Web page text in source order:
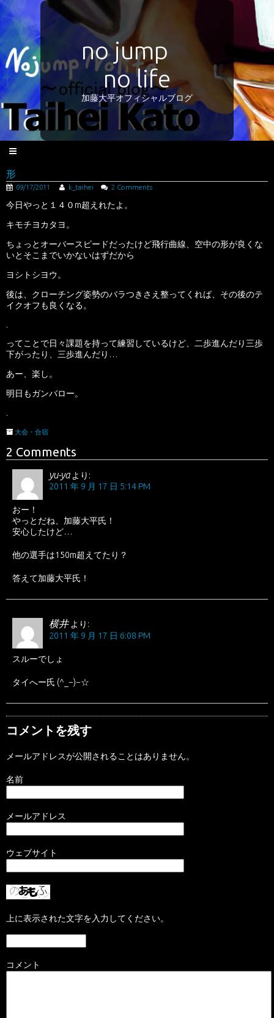
no jump
no life
加藤大平オフィシャルブログ
形
09/17/2011 k_taihei 2 Comments
今日やっと１４０m超えれたよ。
キモチヨカタヨ。
ちょっとオーバースピードだったけど飛行曲線、空中の形が良くな
いとそこまでいかないはずだから
ヨシトシヨウ。
後は、クローチング姿勢のバラつきさえ整ってくれば、その後のテ
イクオフも良くなる。
.
ってことで日々課題を持って練習しているけど、二歩進んだり三歩
下がったり、三歩進んだり…
あー、楽し。
明日もガンバロー。
.
大会・合宿
2 Comments
yu-ya より:
2011 年 9 月 17 日 5:14 PM
おー！
やっとだね、加藤大平氏！
安心したけど…
他の選手は150m超えてたり？
答えて加藤大平氏！
横井 より:
2011 年 9 月 17 日 6:08 PM
スルーでしょ
タイへー氏 (^_−)−☆
コメントを残す
メールアドレスが公開されることはありません。
名前
メールアドレス
ウェブサイト
上に表示された文字を入力してください。
コメント